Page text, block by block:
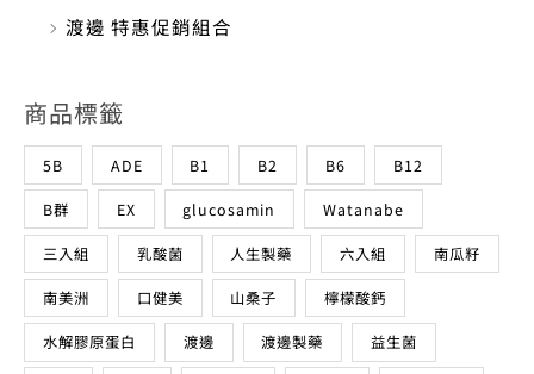
渡邊 特惠促銷組合
商品標籤
5B ADE B1 B2 B6 B12
B群 EX glucosamin Watanabe
三入組 乳酸菌 人生製藥 六入組 南瓜籽
南美洲 口健美 山桑子 檸檬酸鈣
水解膠原蛋白 渡邊 渡邊製藥 益生菌